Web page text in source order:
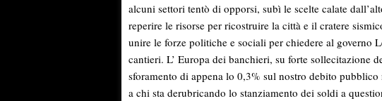
alcuni settori tentò di opporsi, subì le scelte calate
reperire le risorse per ricostruire la città e il cratere
unire le forze politiche e sociali per chiedere al governo
cantieri. L’ Europa dei banchieri, su forte sollecitazione
sforamento di appena lo 0,3% sul nostro debito
a chi sta derubricando lo stanziamento dei soldi a